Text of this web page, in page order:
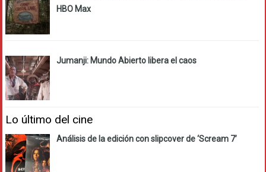
HBO Max
Jumanji: Mundo Abierto libera el caos
Lo último del cine
Análisis de la edición con slipcover de ‘Scream 7’